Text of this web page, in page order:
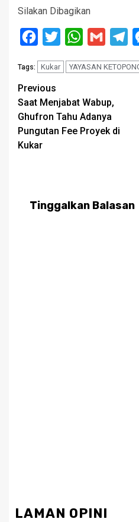
Silakan Dibagikan
Facebook
Twitter WhatsApp
Gmail
Tags: Kukar YAYASAN
Post
navigation
Previous
Saat Menjabat Wabup,
Ghufron Tahu Adanya
Pungutan Fee Proyek di
Kukar
Tinggalkan Balasan
LAMAN OPINI